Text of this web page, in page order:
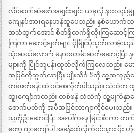
လိင်ဆက်ဆံဖော်အချင်းချင်း ယခုလို နား
ကျေနပ်အားရနေဟန်တူပေသည်။ နှစ်ယောက်
အသံထွက်အောင် စိတ်ရှိလက်ရှိလိုးကြဆောင့်ကြ
ကြကာ ဆောင့်ချက်များ ပိုမြိုင်ပိုသွက်လာခဲ့
သုံးဆယ်လောက် မနားစတမ်းဆက်ဆောင့်ပြီး
များကို ပြိုင်တူပန်းထုတ်လိုက်ကြလေသည်။ မော
အပြင်ကိုထွက်လာပြီး မျိုးသိင်္ဂ ီကို သူ့အလှည့်ရောက်
တစ်ဖက်ခန်းထဲ ဝင်စေလိုက်ပါသည်။ သဲသဲက ထူး
ထူးကျော်ကလည်း တစ်ဖန် သဲသဲကို သူ့မျက်နှ
စောက်ပတ်ကို အပီအပြင်ဘာဂျာကိုင်ပေးသည်
သူ့ကိုဦးဆောင်ပြီး အပေါ်ကနေ မြင်းစီးကာ တ
တော့ ထူးကျော်ပါ အခန်းထဲလိုက်ဝင်သွားပြီ